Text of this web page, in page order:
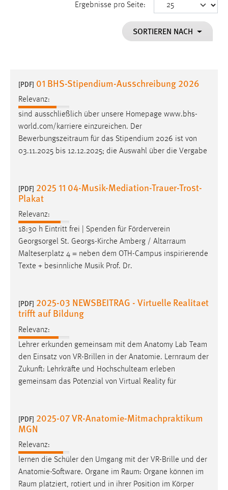
Ergebnisse pro Seite:
SORTIEREN NACH
[PDF] 01 BHS-Stipendium-Ausschreibung 2026
Relevanz:
sind ausschließlich über unsere Homepage www.bhs-
world.com/karriere einzureichen. Der
Bewerbungszeitraum für das Stipendium 2026 ist von
03.11.2025 bis 12.12.2025; die Auswahl über die Vergabe
[PDF] 2025 11 04-Musik-Mediation-Trauer-Trost-
Plakat
Relevanz:
18:30 h Eintritt frei | Spenden für Förderverein
Georgsorgel St. Georgs-Kirche Amberg / Altarraum
Malteserplatz 4 = neben dem OTH-Campus inspirierende
Texte + besinnliche Musik Prof. Dr.
[PDF] 2025-03 NEWSBEITRAG - Virtuelle Realitaet
trifft auf Bildung
Relevanz:
Lehrer erkunden gemeinsam mit dem Anatomy Lab Team
den Einsatz von VR-Brillen in der Anatomie. Lernraum der
Zukunft: Lehrkräfte und Hochschulteam erleben
gemeinsam das Potenzial von Virtual Reality für
[PDF] 2025-07 VR-Anatomie-Mitmachpraktikum
MGN
Relevanz:
lernen die Schüler den Umgang mit der VR-Brille und der
Anatomie-Software. Organe im Raum: Organe können im
Raum platziert, rotiert und in ihrer Position im Körper
Dieser Cookie speichert die ausgewählten Einverständnis-
Performance
Name:
staticfilecache
Zweck:
Für performante Seitenauslieferung wird in diesem Cookie
gespeichert, ob man eingeloggt ist.
Name:
Zweck:
Das Cookie speichert die gewählte Sprache der Website.
Cookie Laufzeit:
Chat
MibewSessionID, MIBEW_UserID, mibew_locale, mibew-
chat-frame-style-5e9dbeb1811c0446
Zweck:
Wird benötigt um die Chatfunktion nutzen zu können.
5e9dbeb1811c0446 = Sitzungslaufzeit, mibew_locale = 3
Login
Name:
fe_user, be_user, be_lastLoginProvider